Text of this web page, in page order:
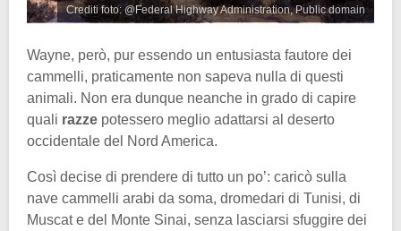
Crediti foto: @Federal Highway Administration, Public domain
Wayne, però, pur essendo un entusiasta fautore dei
cammelli, praticamente non sapeva nulla di questi
animali. Non era dunque neanche in grado di capire
quali razze potessero meglio adattarsi al deserto
occidentale del Nord America.
Così decise di prendere di tutto un po’: caricò sulla
nave cammelli arabi da soma, dromedari di Tunisi, di
Muscat e del Monte Sinai, senza lasciarsi sfuggire dei